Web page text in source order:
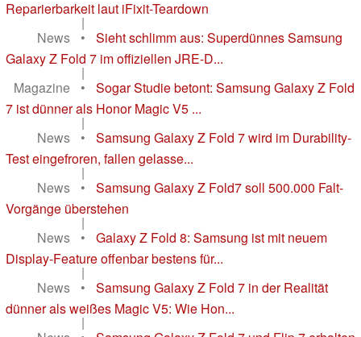
Reparierbarkeit laut iFixit-Teardown
|
News
•
Sieht schlimm aus: Superdünnes Samsung
Galaxy Z Fold 7 im offiziellen JRE-D...
|
Magazine
•
Sogar Studie betont: Samsung Galaxy Z Fold
7 ist dünner als Honor Magic V5 ...
|
News
•
Samsung Galaxy Z Fold 7 wird im Durability-
Test eingefroren, fallen gelasse...
|
News
•
Samsung Galaxy Z Fold7 soll 500.000 Falt-
Vorgänge überstehen
|
News
•
Galaxy Z Fold 8: Samsung ist mit neuem
Display-Feature offenbar bestens für...
|
News
•
Samsung Galaxy Z Fold 7 in der Realität
dünner als weißes Magic V5: Wie Hon...
|